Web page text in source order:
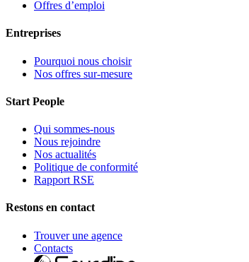
Offres d’emploi
Entreprises
Pourquoi nous choisir
Nos offres sur-mesure
Start People
Qui sommes-nous
Nous rejoindre
Nos actualités
Politique de conformité
Rapport RSE
Restons en contact
Trouver une agence
Contacts